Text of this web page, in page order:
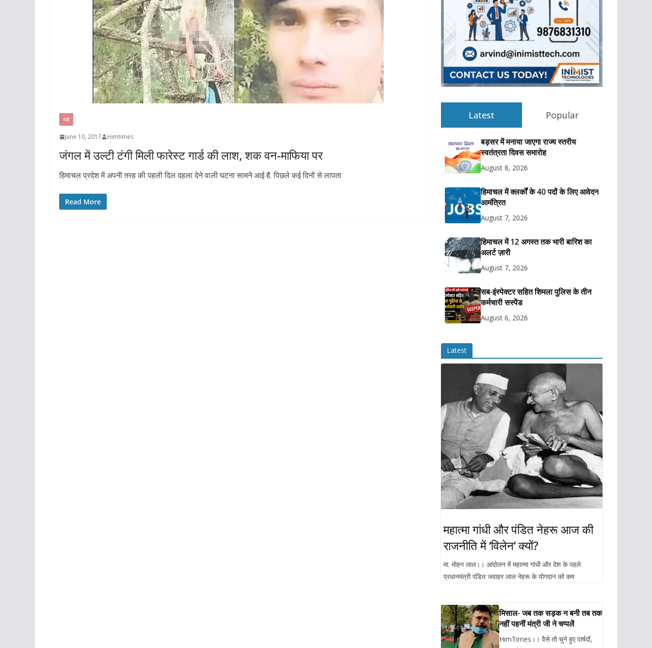
मंडी
June 10, 2017 Himtimes
जंगल में उल्टी टंगी मिली फारेस्ट गार्ड की लाश, शक वन-माफिया पर
हिमाचल प्रदेश में अपनी तरह की पहली दिल दहला देने वाली घटना सामने आई है. पिछले कई दिनों से लापता
Read More
Latest Popular
बड़सर में मनाया जाएगा राज्य स्तरीय
स्वतंत्रता दिवस समारोह
August 8, 2026
हिमाचल में क्लर्कों के 40 पदों के लिए आवेदन
आमंत्रित
August 7, 2026
हिमाचल में 12 अगस्त तक भारी बारिश का
अलर्ट ज़ारी
August 7, 2026
सब-इंस्पेक्टर सहित शिमला पुलिस के तीन
कर्मचारी सस्पेंड
August 6, 2026
Latest
महात्मा गांधी और पंडित नेहरू आज की
राजनीति में ‘विलेन’ क्यों?
मा. मोहन लाल।। आंदोलन में महात्मा गांधी और देश के पहले
प्रधानमंत्री पंडित जवाहर लाल नेहरू के योगदान को कम
मिसाल- जब तक सड़क न बनी तब तक
नहीं पहनीं मंत्री जी ने चप्पलें
HimTimes।। वैसे तो चुने हुए पार्षदों,